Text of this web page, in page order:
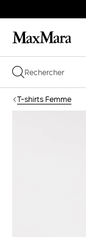
T-shirts Femme